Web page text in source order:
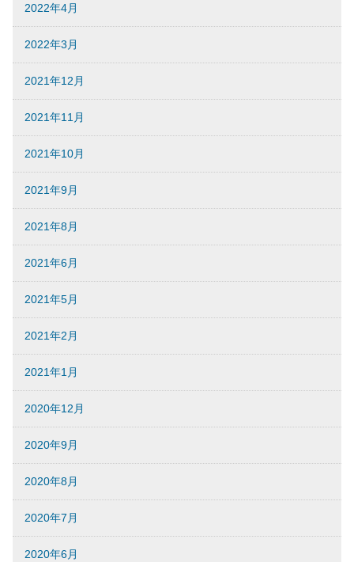
2022年4月
2022年3月
2021年12月
2021年11月
2021年10月
2021年9月
2021年8月
2021年6月
2021年5月
2021年2月
2021年1月
2020年12月
2020年9月
2020年8月
2020年7月
2020年6月